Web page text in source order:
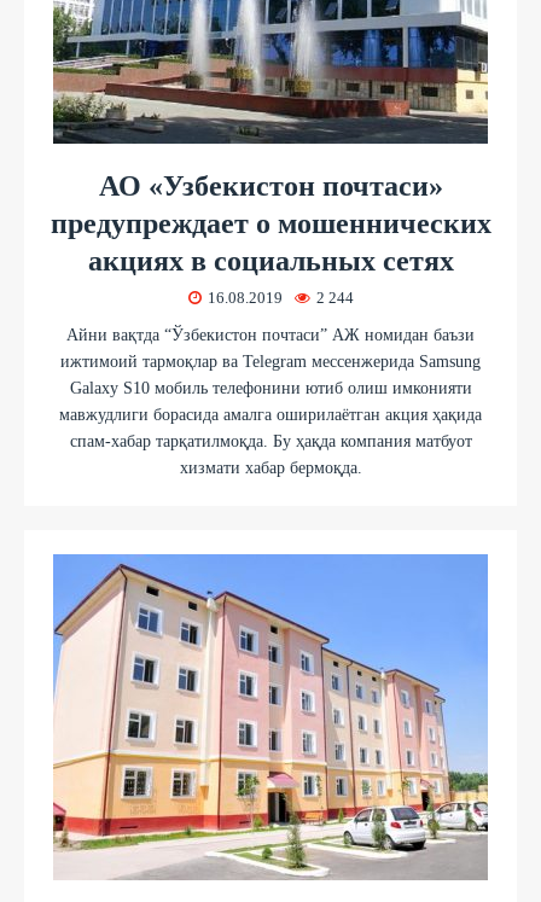
АО «Узбекистон почтаси»
предупреждает о мошеннических
акциях в социальных сетях
16.08.2019 2 244
Айни вақтда “Ўзбекистон почтаси” АЖ номидан баъзи
ижтимоий тармоқлар ва Telegram мессенжерида Samsung
Galaxy S10 мобиль телефонини ютиб олиш имконияти
мавжудлиги борасида амалга оширилаётган акция ҳақида
спам-хабар тарқатилмоқда. Бу ҳақда компания матбуот
хизмати хабар бермоқда.